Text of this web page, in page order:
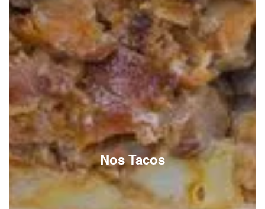
Nos Tacos